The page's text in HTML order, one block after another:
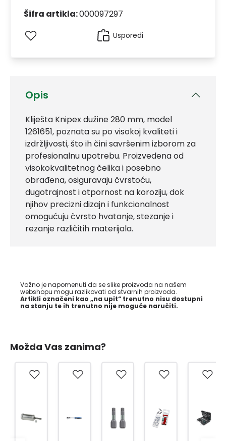
Opis
Kliješta Knipex dužine 280 mm, model
1261651, poznata su po visokoj kvaliteti i
izdržljivosti, što ih čini savršenim izborom za
profesionalnu upotrebu. Proizvedena od
visokokvalitetnog čelika i posebno
obrađena, osiguravaju čvrstoću,
dugotrajnost i otpornost na koroziju, dok
njihov precizni dizajn i funkcionalnost
omogućuju čvrsto hvatanje, stezanje i
rezanje različitih materijala.
Važno je napomenuti da se slike proizvoda na našem
webshopu mogu razlikovati od stvarnih proizvoda.
Artikli označeni kao „na upit“ trenutno nisu dostupni
na stanju te ih trenutno nije moguće naručiti.
Šifra artikla:000097297
Usporedi
Možda Vas zanima?